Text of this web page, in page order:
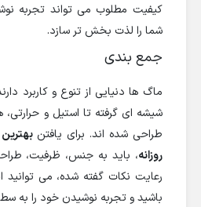
کیفیت مطلوب می تواند تجربه
شما را لذت بخش تر سازد.
جمع بندی
ماگ ها دنیایی از تنوع و کاربرد
شیشه ای گرفته تا استیل و
طراحی شده اند. برای یافتن
روزانه، باید به جنس، ظرفیت،
رعایت نکات گفته شده، می توانید
باشید و تجربه نوشیدن خود را به